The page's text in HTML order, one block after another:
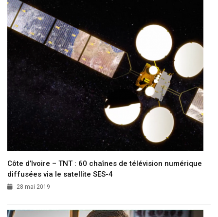
Côte d’Ivoire – TNT : 60 chaînes de télévision numérique
diffusées via le satellite SES-4
28 mai 2019